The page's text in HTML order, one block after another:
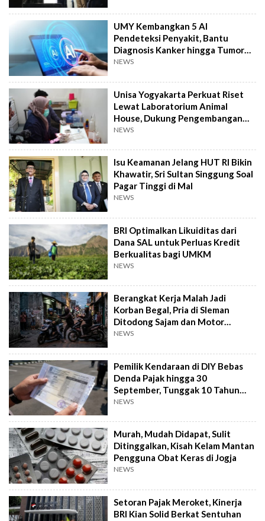
UMY Kembangkan 5 AI
Pendeteksi Penyakit, Bantu
Diagnosis Kanker hingga Tumor
Otak Lebih Cepat
NEWS
Unisa Yogyakarta Perkuat Riset
Lewat Laboratorium Animal
House, Dukung Pengembangan
Kandidat Obat
NEWS
Isu Keamanan Jelang HUT RI Bikin
Khawatir, Sri Sultan Singgung Soal
Pagar Tinggi di Mal
NEWS
BRI Optimalkan Likuiditas dari
Dana SAL untuk Perluas Kredit
Berkualitas bagi UMKM
NEWS
Berangkat Kerja Malah Jadi
Korban Begal, Pria di Sleman
Ditodong Sajam dan Motor
Digasak
NEWS
Pemilik Kendaraan di DIY Bebas
Denda Pajak hingga 30
September, Tunggak 10 Tahun
Cukup Bayar 5 Tahun
NEWS
Murah, Mudah Didapat, Sulit
Ditinggalkan, Kisah Kelam Mantan
Pengguna Obat Keras di Jogja
NEWS
Setoran Pajak Meroket, Kinerja
BRI Kian Solid Berkat Sentuhan